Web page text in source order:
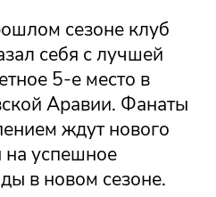
сезоне клуб
себя с лучшей
5-е место в
Аравии. Фанаты
ждут нового
на успешное
в новом сезоне.